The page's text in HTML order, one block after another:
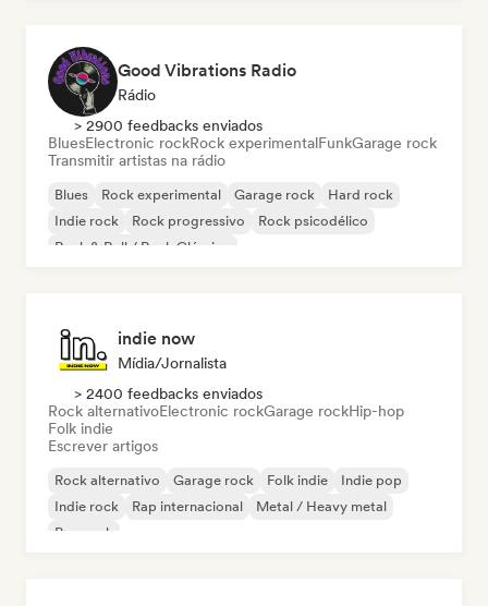
Good Vibrations Radio
Rádio
> 2900 feedbacks enviados
BluesElectronic rockRock experimentalFunkGarage rock
Transmitir artistas na rádio
Blues Rock experimental Garage rock
Hard rock
Indie rock
Rock progressivo
Rock psicodélico
Rock & Roll / Rock Clássico
indie now
Mídia/Jornalista
> 2400 feedbacks enviados
Rock alternativoElectronic rockGarage rockHip-hop
Folk indie
Escrever artigos
Rock alternativo Garage rock Folk indie
Indie pop
Indie rock
Rap internacional
Metal / Heavy metal
Pop rock